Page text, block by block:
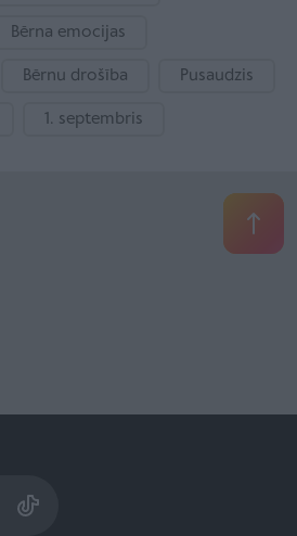
Bērna emocijas
Bērnu drošība Pusaudzis
1. septembris